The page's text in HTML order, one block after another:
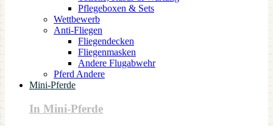
Pflegeboxen & Sets
Wettbewerb
Anti-Fliegen
Fliegendecken
Fliegenmasken
Andere Flugabwehr
Pferd Andere
Mini-Pferde
In Mini-Pferde